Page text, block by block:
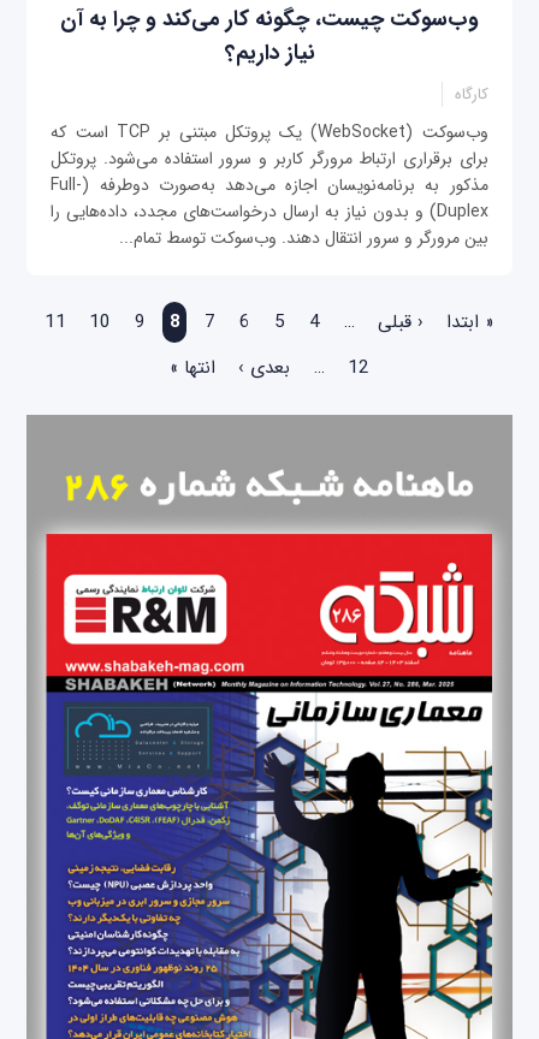
وب‌سوکت چیست، چگونه کار می‌کند و چرا به آن
نیاز داریم؟
کارگاه
وب‌‌سوکت (WebSocket) یک پروتکل مبتنی بر TCP است که
برای برقراری ارتباط مرورگر کاربر و سرور استفاده می‌شود. پروتکل
مذکور به برنامه‌نویسان اجازه می‌دهد به‌صورت دوطرفه (Full-
Duplex) و بدون نیاز به ارسال درخواست‌های مجدد، داده‌هایی را
بین مرورگر و سرور انتقال دهند. وب‌سوکت توسط تمام...
صفحه‌ها
« ابتدا ‹ قبلی …
4
5
6
7
8
9
10
11
12
… بعدی › انتها »